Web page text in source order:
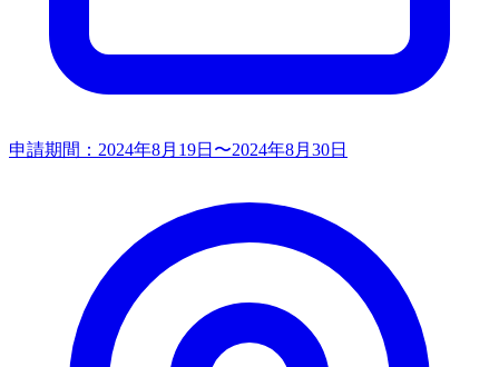
申請期間： 2024年8月19日〜2024年8月30日